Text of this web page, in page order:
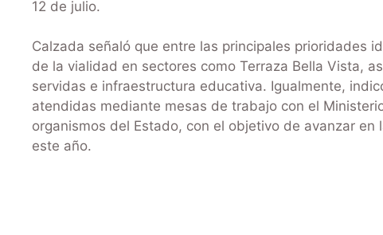
12 de julio.
Calzada señaló que entre las principales prioridades
de la vialidad en sectores como Terraza Bella Vista,
servidas e infraestructura educativa. Igualmente,
atendidas mediante mesas de trabajo con el
organismos del Estado, con el objetivo de avanzar
este año.